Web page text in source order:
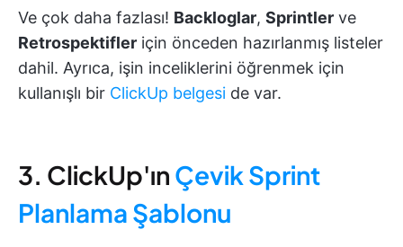
Ve çok daha fazlası! Backloglar, Sprintler ve
Retrospektifler için önceden hazırlanmış listeler
dahil. Ayrıca, işin inceliklerini öğrenmek için
kullanışlı bir ClickUp belgesi de var.
3. ClickUp'ın Çevik Sprint
Planlama Şablonu